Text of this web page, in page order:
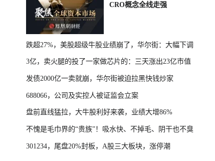
CRO概念全线走强
跌超27%，美股超级牛股业绩崩了，华尔街：大幅下调
3亿，卖火腿的投了一家做芯片的：三天涨出23亿市值
发债2000亿一卖就崩，华尔街被迫拉黑快钱炒家
688066，公司及实控人被证监会立案
盘前直线猛拉，大牛股利好来袭，业绩大增86%
不愧是毛巾界的“贵族”！吸水快、不掉毛、阴干也不臭
301234，尾盘20%封板，A股三大板块，涨停潮